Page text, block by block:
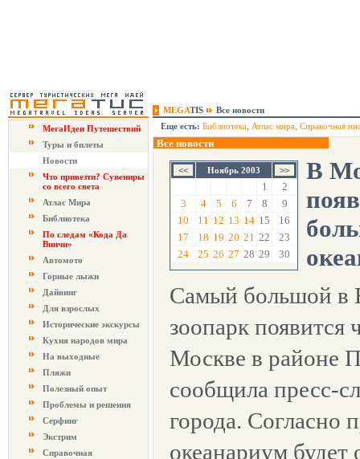
MEGATIS
Все новости
МегаИдеи Путешествий
Туры и билеты
Новости
Что привезти? Сувениры
со всего света
Атлас Мира
Библиотека
По следам «Кода Да
Винчи»
Автомото
Горные лыжи
Дайвинг
Для взрослых
Исторические экскурсы
Кухня народов мира
На выходные
Пляжи
Полезный опыт
Проблемы и решения
Серфинг
Экстрим
Справочная
Еще есть: Библиотека Атлас мира Справочная
Все новости
Ноябрь 2003
1
2
3
4 5 6 7 8
9
10
11 12 13 14 15
16
17
18 19 20 21 22
23
24
25 26 27 28 29 30
В
Самый большой в
зоопарк появится
Москве в районе
сообщила пресс-
города. Согласно
океанариум будет